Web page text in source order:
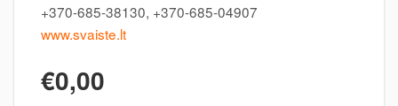
+370-685-38130, +370-685-04907
www.svaiste.lt
€0,00